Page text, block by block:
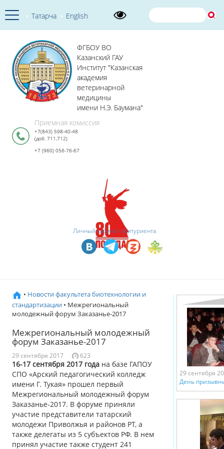
Татарча English
ФГБОУ ВО
Казанский ГАУ
Институт "Казанская
академия
ветеринарной
медицины
имени Н.Э. Баумана"
Приемная комиссия
+7(843) 598-40-48
(доб. 711,712)
+7 (960) 056-76-67
Личный кабинет абитуриента
• Новости факультета биотехнологии и
стандартизации • Межрегиональный
молодежный форум Заказанье-2017
Межрегиональный молодежный
форум Заказанье-2017
29 сентября 2017 623
16-17 сентября 2017 года на базе ГАПОУ
СПО «Арский педагогический колледж
имени Г. Тукая» прошел первый
Межрегиональный молодежный форум
Заказанье-2017. В форуме приняли
участие представители татарский
молодежи Приволжья и районов РТ, а
также делегаты из 5 субъектов РФ. В нем
принял участие также студент 241
29 сентября
День